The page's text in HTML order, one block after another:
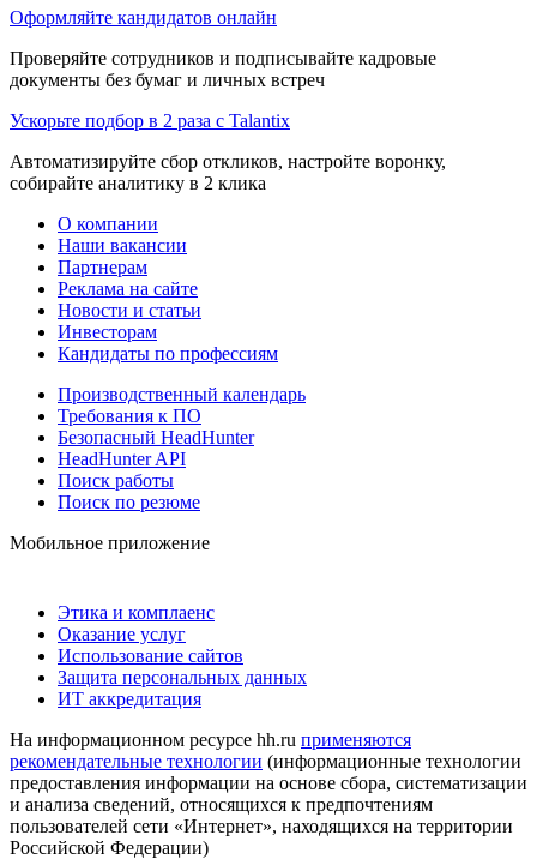
Оформляйте кандидатов онлайн
Проверяйте сотрудников и подписывайте кадровые
документы без бумаг и личных встреч
Ускорьте подбор в 2 раза с Talantix
Автоматизируйте сбор откликов, настройте воронку,
собирайте аналитику в 2 клика
О компании
Наши вакансии
Партнерам
Реклама на сайте
Новости и статьи
Инвесторам
Кандидаты по профессиям
Производственный календарь
Требования к ПО
Безопасный HeadHunter
HeadHunter API
Поиск работы
Поиск по резюме
Мобильное приложение
Этика и комплаенс
Оказание услуг
Использование сайтов
Защита персональных данных
ИТ аккредитация
На информационном ресурсе hh.ru применяются
рекомендательные технологии (информационные технологии
предоставления информации на основе сбора, систематизации
и анализа сведений, относящихся к предпочтениям
пользователей сети «Интернет», находящихся на территории
Российской Федерации)